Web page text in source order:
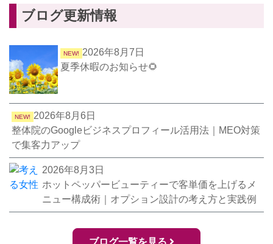
ブログ更新情報
NEW!
2026年8月7日
夏季休暇のお知らせ🌻
NEW!
2026年8月6日
整体院のGoogleビジネスプロフィール活用法｜MEO対策
で集客力アップ
2026年8月3日
ホットペッパービューティーで客単価を上げるメ
ニュー構成術｜オプション設計の考え方と実践例